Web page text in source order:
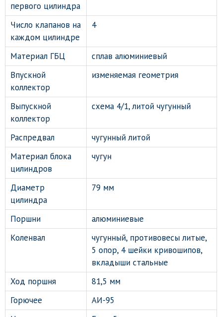
первого цилиндра
Число клапанов на
каждом цилиндре
4
Материал ГБЦ
сплав алюминиевый
Впускной
коллектор
изменяемая геометрия
Выпускной
коллектор
схема 4/1, литой чугунный
Распредвал
чугунный литой
Материал блока
цилиндров
чугун
Диаметр
цилиндра
79 мм
Поршни
алюминиевые
Коленвал
чугунный, противовесы литые,
5 опор, 4 шейки кривошипов,
вкладыши стальные
Ход поршня
81,5 мм
Горючее
АИ-95